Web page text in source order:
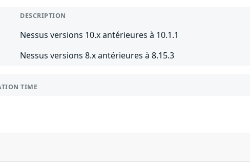
DESCRIPTION
Nessus versions 10.x antérieures à 10.1.1
Nessus versions 8.x antérieures à 8.15.3
TIME